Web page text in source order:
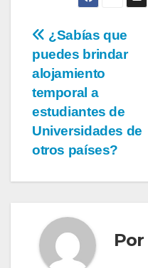
¿Sabías que
puedes brindar
alojamiento
temporal a
estudiantes de
Universidades de
otros países?
Por